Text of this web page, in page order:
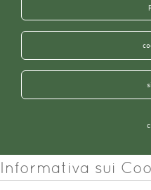
Informativa sui